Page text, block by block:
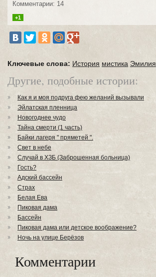
Комментарии: 14
+1
Ключевые слова: История мистика Эмилия
Другие, подобные истории:
Как я и моя подруга фею желаний вызывали
Эйлатская пленница
Новогоднее чудо
Тайна смерти (1 часть)
Байки лагеря " пряметей ".
Свет в небе
Случай в ХЗБ (Заброшенная больница)
Гость?
Адский бассейн
Страх
Белая Ева
Пиковая дама
Бассейн
Пиковая дама или детское воображение?
Ночь на улице Берёзов
Комментарии